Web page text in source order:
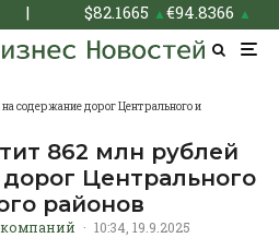
| $82.1665 ▲€94.8366 ▲
содержание дорог Центрального и
862 млн рублей
Центрального
районов
· 10:34, 19.9.2025